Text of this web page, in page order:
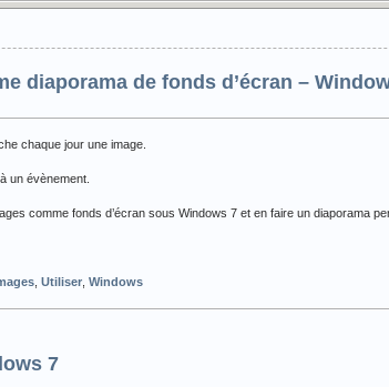
diaporama de fonds d’écran –
chaque jour une image.
un évènement.
comme fonds d’écran sous Windows 7 et en faire un diaporama
Utiliser Windows
7